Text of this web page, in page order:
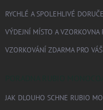
RYCHLÉ A SPOLEHLIVÉ
VÝDEJNÍ MÍSTO A
VZORKOVÁNÍ ZDARMA PRO
JAK DLOUHO SCHNE RUBIO